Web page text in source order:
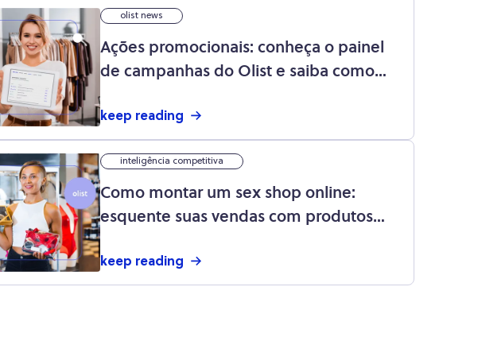
olist news
Ações promocionais: conheça o painel
de campanhas do Olist e saiba como
keep reading
inteligência competitiva
Como montar um sex shop online:
esquente suas vendas com produtos
keep reading